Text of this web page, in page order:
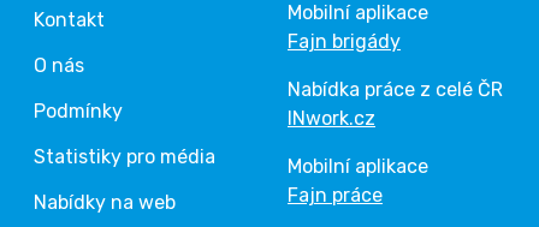
Kontakt
O nás
Podmínky
Statistiky pro média
Nabídky na web
Mobilní aplikace
Fajn brigády
Nabídka práce z celé ČR
INwork.cz
Mobilní aplikace
Fajn práce